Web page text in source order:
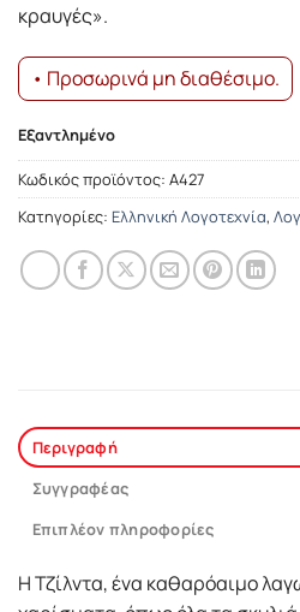
κραυγές».
• Προσωρινά μη διαθέσιμο.
Εξαντλημένο
Κωδικός προϊόντος: Α427
Κατηγορίες: Ελληνική Λογοτεχνία,
Περιγραφή
Συγγραφέας
Επιπλέον πληροφορίες
Η Τζίλντα, ένα καθαρόαιμο